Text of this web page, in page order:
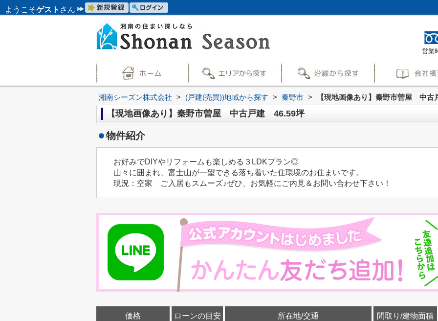
ようこそゲスト さん
営業
湘南シーズン株式会社 > (戸建(売買))地域から探す > 秦野市 > 【現地画像あり】秦野市曽屋 中
【現地画像あり】秦野市曽屋 中古戸建 46.59坪
物件紹介
お好みでDIYやリフォームも楽しめる３LDKプラン◎
山々に囲まれ、富士山が一望できる落ち着いた住環境のお住まいです。
現況：空家 ご入居もスムーズ♪ぜひ、お気軽にご内見＆お問い合わせ下さい！
価格 ローンの目安
所在地/交通
間取り/建物面積